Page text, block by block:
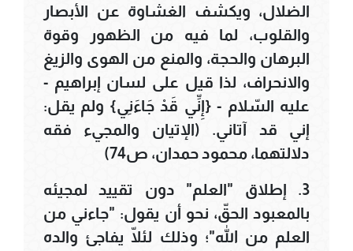
الضلال، ويكشف الغشاوة عن الأبصار
والقلوب، لما فيه من الظهور وقوة
البرهان والحجة، والمنع من الهوى والزيغ
والانحراف، لذا قيل على لسان إبراهيم -
عليه السّلام - {إِنِّي قَدْ جَاءَنِي} ولم يقل:
إني قد آتاني. (الإتيان والمجيء فقه
دلالتهما، محمود حمدان، ص74)
3. إطلاق "العلم" دون تقييد لمجيئه
بالمعبود الحقّ، نحو أن يقول: "جاءني من
العلم من الله"؛ وذلك لئلّا يفاجئ والده